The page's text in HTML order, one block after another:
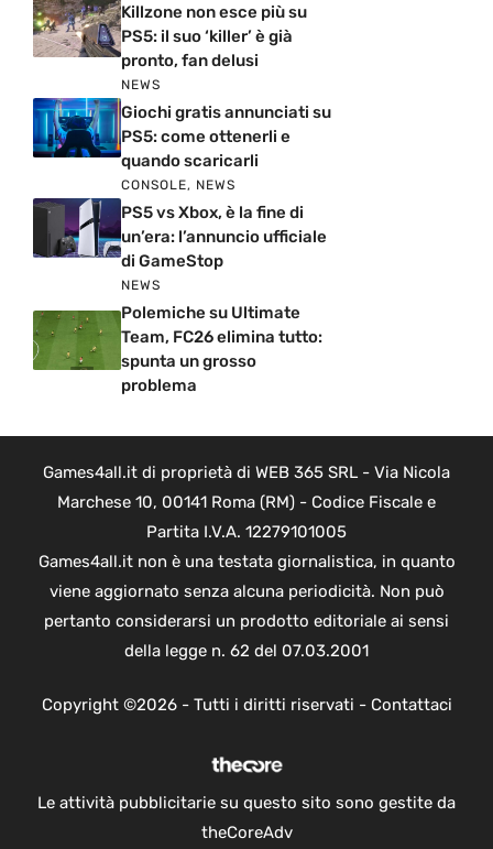
Killzone non esce più su
PS5: il suo ‘killer’ è già
pronto, fan delusi
NEWS
Giochi gratis annunciati su
PS5: come ottenerli e
quando scaricarli
CONSOLE, NEWS
PS5 vs Xbox, è la fine di
un’era: l’annuncio ufficiale
di GameStop
NEWS
Polemiche su Ultimate
Team, FC26 elimina tutto:
spunta un grosso
problema
Games4all.it di proprietà di WEB 365 SRL - Via Nicola
Marchese 10, 00141 Roma (RM) - Codice Fiscale e
Partita I.V.A. 12279101005
Games4all.it non è una testata giornalistica, in quanto
viene aggiornato senza alcuna periodicità. Non può
pertanto considerarsi un prodotto editoriale ai sensi
della legge n. 62 del 07.03.2001
Copyright ©2026 - Tutti i diritti riservati - Contattaci
Le attività pubblicitarie su questo sito sono gestite da
theCoreAdv